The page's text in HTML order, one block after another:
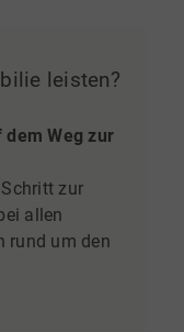
leisten?
Weg zur
zur
allen
rund um den